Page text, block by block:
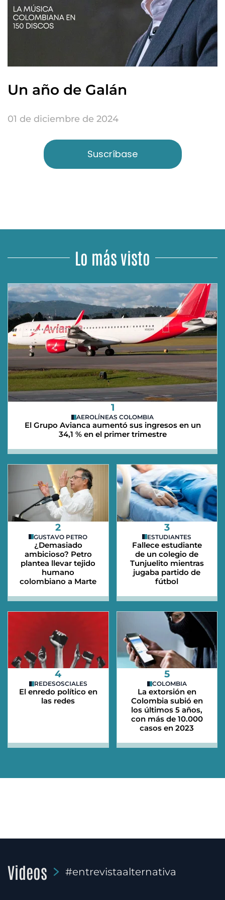
Un año de Galán
01 de diciembre de 2024
Suscríbase
Lo más visto
1
AEROLÍNEAS COLOMBIA
El Grupo Avianca aumentó sus ingresos en un
34,1 % en el primer trimestre
2
GUSTAVO PETRO
¿Demasiado
ambicioso? Petro
plantea llevar tejido
humano
colombiano a Marte
3
ESTUDIANTES
Fallece estudiante
de un colegio de
Tunjuelito mientras
jugaba partido de
fútbol
4
REDESOSCIALES
El enredo político en
las redes
5
COLOMBIA
La extorsión en
Colombia subió en
los últimos 5 años,
con más de 10.000
casos en 2023
Videos #entrevistaalternativa